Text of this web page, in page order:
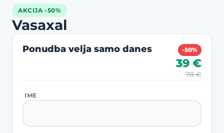
AKCIJA -50%
Vasaxal
Ponudba velja samo danes -50%
39 €
78 €
IME